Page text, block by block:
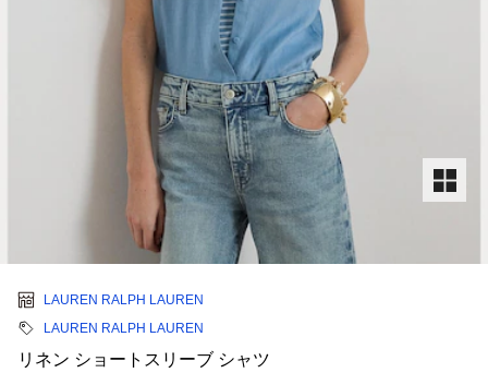
LAUREN RALPH LAUREN
LAUREN RALPH LAUREN
リネン ショートスリーブ シャツ